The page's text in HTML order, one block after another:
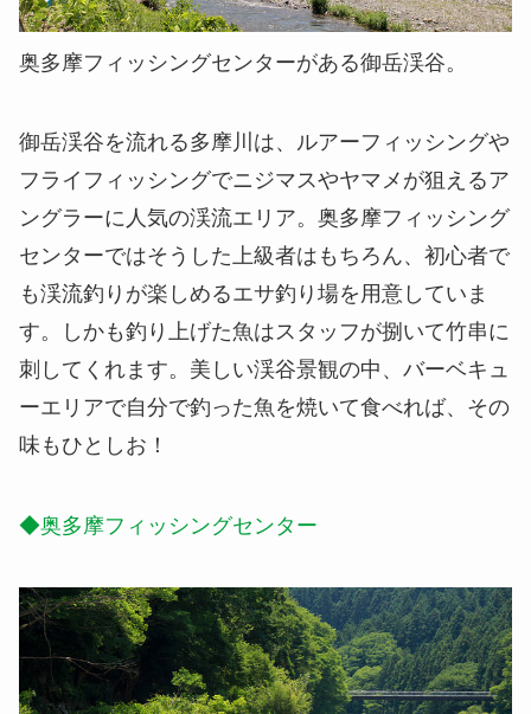
奥多摩フィッシングセンターがある御岳渓谷。
御岳渓谷を流れる多摩川は、ルアーフィッシングや
フライフィッシングでニジマスやヤマメが狙えるア
ングラーに人気の渓流エリア。奥多摩フィッシング
センターではそうした上級者はもちろん、初心者で
も渓流釣りが楽しめるエサ釣り場を用意していま
す。しかも釣り上げた魚はスタッフが捌いて竹串に
刺してくれます。美しい渓谷景観の中、バーベキュ
ーエリアで自分で釣った魚を焼いて食べれば、その
味もひとしお！
◆奥多摩フィッシングセンター